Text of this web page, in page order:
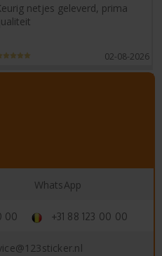
netjes geleverd, prima
02-08-2026
WhatsApp
00 +31 88 123 00 00